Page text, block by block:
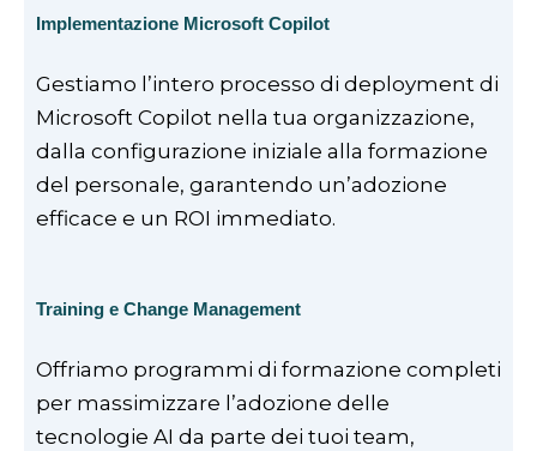
Implementazione Microsoft Copilot
Gestiamo l’intero processo di deployment di
Microsoft Copilot nella tua organizzazione,
dalla configurazione iniziale alla formazione
del personale, garantendo un’adozione
efficace e un ROI immediato.
Training e Change Management
Offriamo programmi di formazione completi
per massimizzare l’adozione delle
tecnologie AI da parte dei tuoi team,